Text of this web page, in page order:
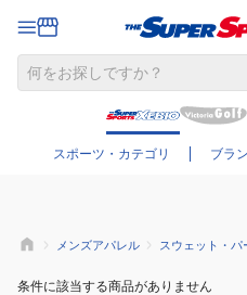
スポーツ・カテゴリ ブラ
さら
メンズアパレル スウェット・パ
条件に該当する商品がありません